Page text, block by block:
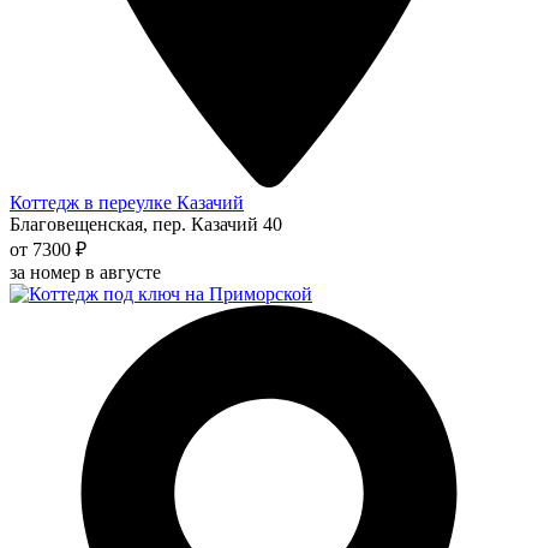
Коттедж в переулке Казачий
Благовещенская, пер. Казачий 40
от 7300 ₽
за номер в августе